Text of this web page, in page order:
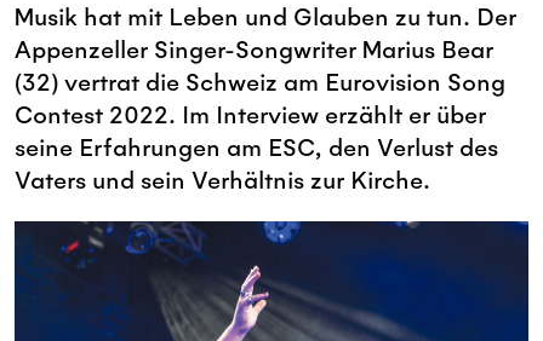
Musik hat mit Leben und Glauben zu tun. Der
Appenzeller Singer-Songwriter Marius Bear
(32) vertrat die Schweiz am Eurovision Song
Contest 2022. Im Interview erzählt er über
seine Erfahrungen am ESC, den Verlust des
Vaters und sein Verhältnis zur Kirche.